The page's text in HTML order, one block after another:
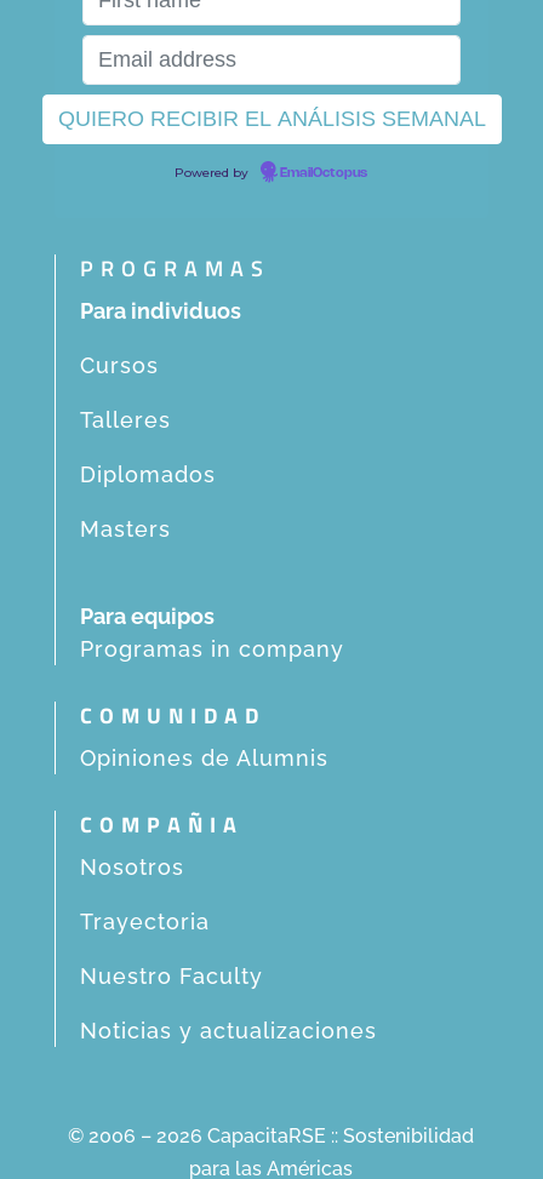
Powered by EmailOctopus
PROGRAMAS
Para individuos
Cursos
Talleres
Diplomados
Masters
Para equipos
Programas in company
COMUNIDAD
Opiniones de Alumnis
COMPAÑIA
Nosotros
Trayectoria
Nuestro Faculty
Noticias y actualizaciones
© 2006 – 2026 CapacitaRSE :: Sostenibilidad
para las Américas